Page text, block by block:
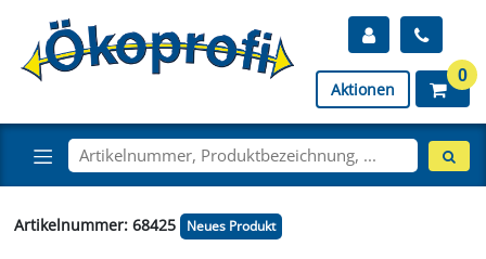
Aktionen
0
Artikelnummer: 68425 Neues Produkt